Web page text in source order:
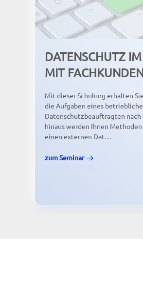
DATENSCHUTZ
MIT
Mit dieser Schulung erhalten
die Aufgaben eines
Datenschutzbeauftragten nach
hinaus werden Ihnen
einen externen Dat…
zum Seminar